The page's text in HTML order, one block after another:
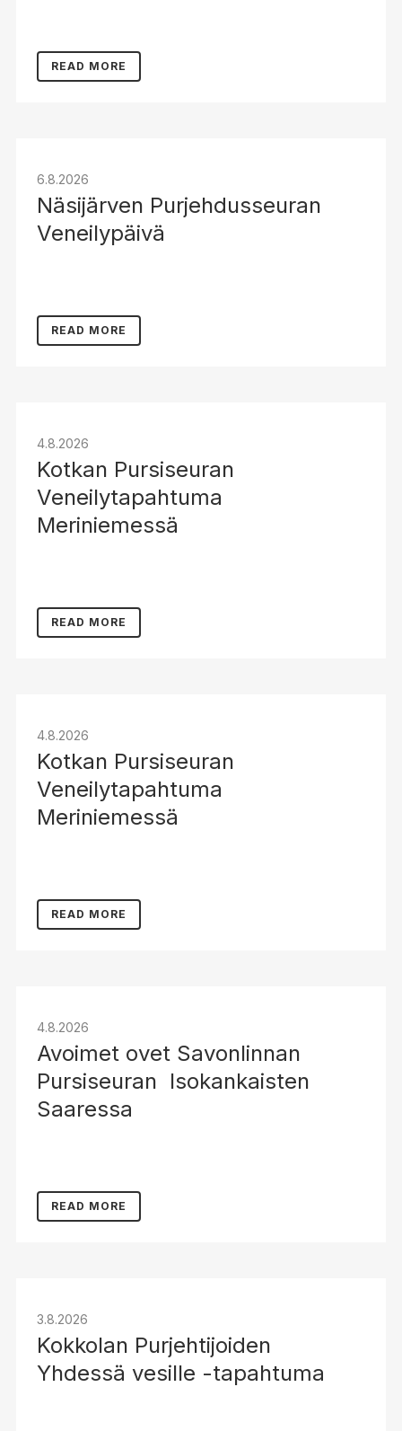
READ MORE
6.8.2026
Näsijärven Purjehdusseuran
Veneilypäivä
READ MORE
4.8.2026
Kotkan Pursiseuran
Veneilytapahtuma
Meriniemessä
READ MORE
4.8.2026
Kotkan Pursiseuran
Veneilytapahtuma
Meriniemessä
READ MORE
4.8.2026
Avoimet ovet Savonlinnan
Pursiseuran Isokankaisten
Saaressa
READ MORE
3.8.2026
Kokkolan Purjehtijoiden
Yhdessä vesille -tapahtuma